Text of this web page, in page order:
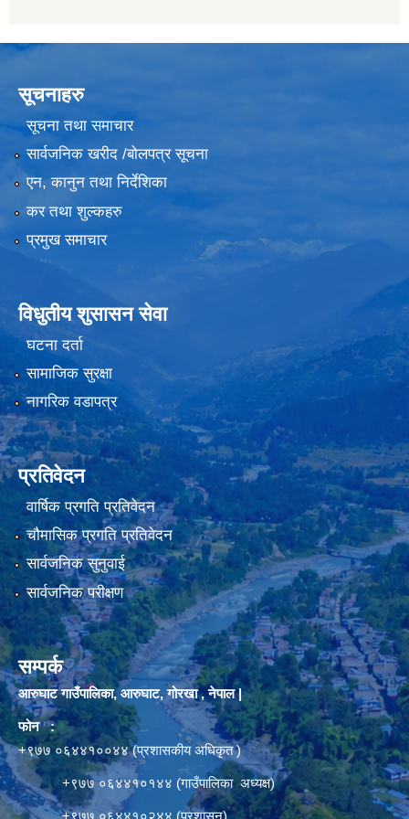
सूचनाहरु
सूचना तथा समाचार
सार्वजनिक खरीद /बोलपत्र सूचना
एन, कानुन तथा निर्देशिका
कर तथा शुल्कहरु
प्रमुख समाचार
विधुतीय शुसासन सेवा
घटना दर्ता
सामाजिक सुरक्षा
नागरिक वडापत्र
प्रतिवेदन
वार्षिक प्रगति प्रतिवेदन
चौमासिक प्रगति प्रतिवेदन
सार्वजनिक सुनुवाई
सार्वजनिक परीक्षण
सम्पर्क
आरुघाट गाउँपालिका, आरुघाट, गोरखा , नेपाल |
फोन :
+९७७ ०६४४१००४४ (प्रशासकीय अधिकृत )
+९७७ ०६४४१०१४४ (गाउँपालिका अध्यक्ष)
+९७७ ०६४४१०२४४ (प्रशासन)